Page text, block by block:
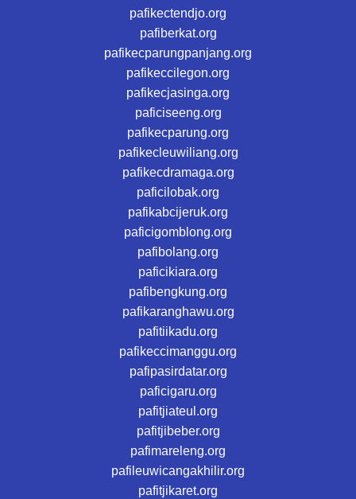
pafikectendjo.org
pafiberkat.org
pafikecparungpanjang.org
pafikeccilegon.org
pafikecjasinga.org
paficiseeng.org
pafikecparung.org
pafikecleuwiliang.org
pafikecdramaga.org
paficilobak.org
pafikabcijeruk.org
paficigomblong.org
pafibolang.org
paficikiara.org
pafibengkung.org
pafikaranghawu.org
pafitiikadu.org
pafikeccimanggu.org
pafipasirdatar.org
paficigaru.org
pafitjiateul.org
pafitjibeber.org
pafimareleng.org
pafileuwicangakhilir.org
pafitjikaret.org